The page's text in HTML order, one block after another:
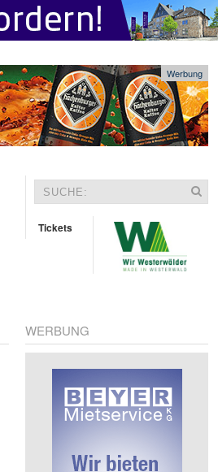
Werbung
Tickets
WERBUNG